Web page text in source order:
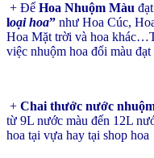
+ Để Hoa Nhuộm Màu
loại hoa” như Hoa Cúc,
Hoa Mặt trời và hoa
việc nhuộm hoa đổi màu đạt
+ Chai thước nước
từ 9L nước màu đến 12L
hoa tại vựa hay tại shop hoa